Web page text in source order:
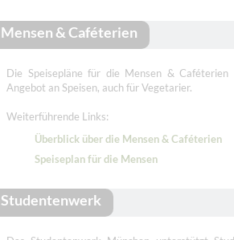
Mensen & Caféterien
Die Speisepläne für die Mensen & Caféterien
Angebot an Speisen, auch für Vegetarier.
Weiterführende Links:
Überblick über die Mensen & Caféterien
Speiseplan für die Mensen
Studentenwerk